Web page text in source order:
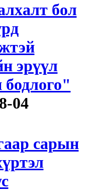
бол
эрүүл
04
сарын